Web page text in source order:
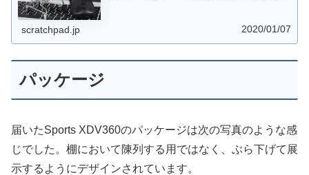
scratchpad.jp 2020/01/07
パッケージ
届いたSports XDV360のパッケージは次の写真のような感
じでした。棚において陳列する用ではなく、ぶら下げて展
示するようにデザインされています。